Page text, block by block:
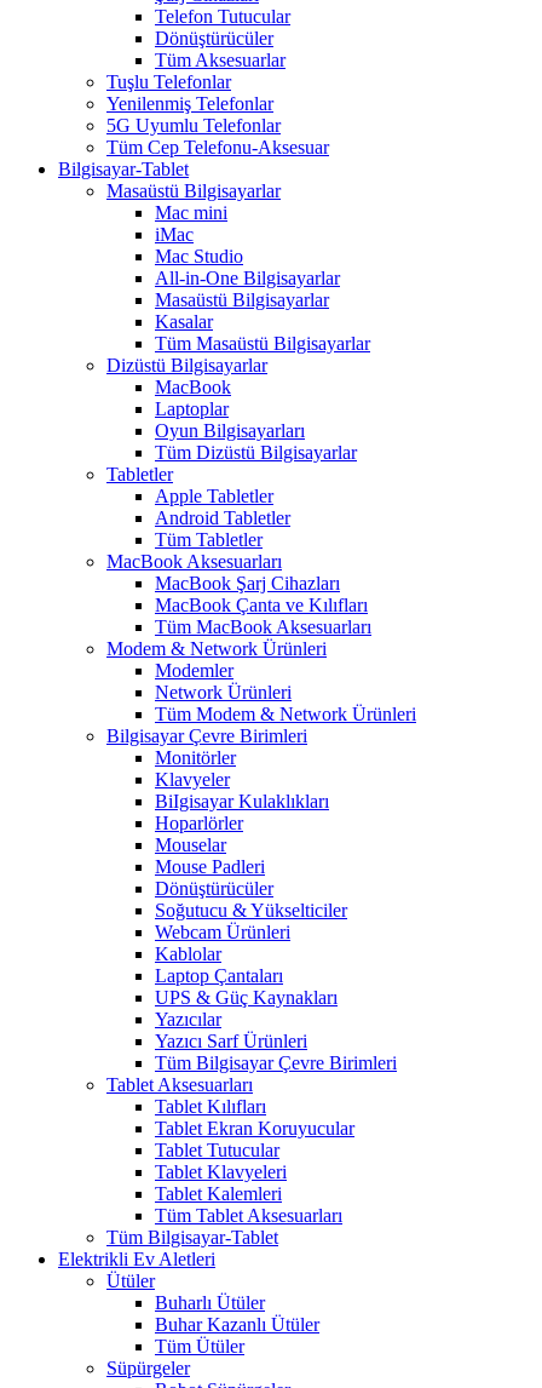
Telefon Tutucular
Dönüştürücüler
Tüm Aksesuarlar
Tuşlu Telefonlar
Yenilenmiş Telefonlar
5G Uyumlu Telefonlar
Tüm Cep Telefonu-Aksesuar
Bilgisayar-Tablet
Masaüstü Bilgisayarlar
Mac mini
iMac
Mac Studio
All-in-One Bilgisayarlar
Masaüstü Bilgisayarlar
Kasalar
Tüm Masaüstü Bilgisayarlar
Dizüstü Bilgisayarlar
MacBook
Laptoplar
Oyun Bilgisayarları
Tüm Dizüstü Bilgisayarlar
Tabletler
Apple Tabletler
Android Tabletler
Tüm Tabletler
MacBook Aksesuarları
MacBook Şarj Cihazları
MacBook Çanta ve Kılıfları
Tüm MacBook Aksesuarları
Modem & Network Ürünleri
Modemler
Network Ürünleri
Tüm Modem & Network Ürünleri
Bilgisayar Çevre Birimleri
Monitörler
Klavyeler
BiIgisayar Kulaklıkları
Hoparlörler
Mouselar
Mouse Padleri
Dönüştürücüler
Soğutucu & Yükselticiler
Webcam Ürünleri
Kablolar
Laptop Çantaları
UPS & Güç Kaynakları
Yazıcılar
Yazıcı Sarf Ürünleri
Tüm Bilgisayar Çevre Birimleri
Tablet Aksesuarları
Tablet Kılıfları
Tablet Ekran Koruyucular
Tablet Tutucular
Tablet Klavyeleri
Tablet Kalemleri
Tüm Tablet Aksesuarları
Tüm Bilgisayar-Tablet
Elektrikli Ev Aletleri
Ütüler
Buharlı Ütüler
Buhar Kazanlı Ütüler
Tüm Ütüler
Süpürgeler